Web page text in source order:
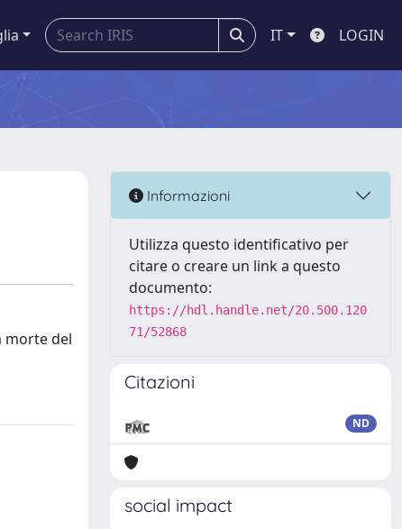
IT LOGIN
morte del
Informazioni
Utilizza questo identificativo per
citare o creare un link a questo
documento:
https://hdl.handle.net/20.500.120
71/52868
Citazioni
ND
social impact